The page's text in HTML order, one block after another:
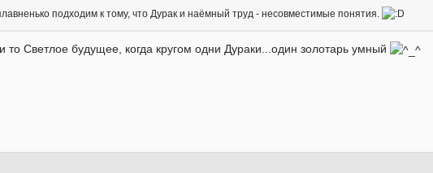
подходим к тому, что Дурак и наёмный труд - несовместимые понятия.
то Светлое будущее, когда кругом одни Дураки...один золотарь умный